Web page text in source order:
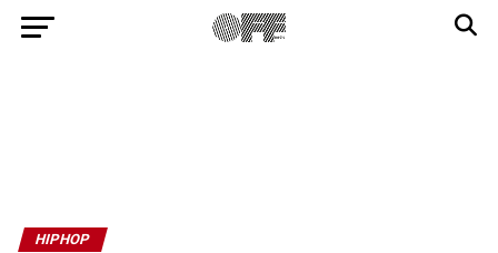
HIPHOP